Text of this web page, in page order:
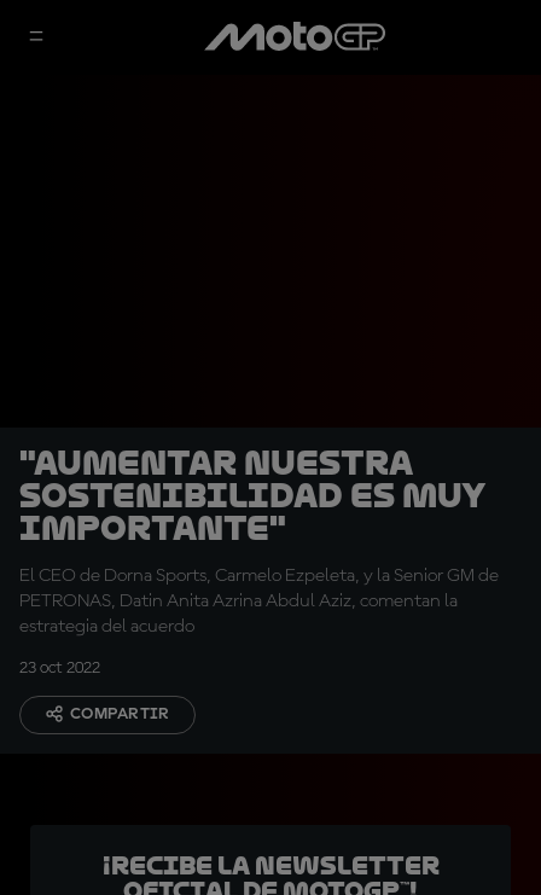
"Aumentar nuestra
sostenibilidad es muy
importante"
El CEO de Dorna Sports, Carmelo Ezpeleta, y la Senior GM de
PETRONAS, Datin Anita Azrina Abdul Aziz, comentan la
estrategia del acuerdo
23 oct 2022
COMPARTIR
¡Recibe la Newsletter